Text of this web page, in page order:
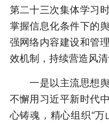
第二十三次集体学习
掌握信息化条件下的
强网络内容建设和管
效机制，持续营造风清
一是以主流思想舆
不懈用习近平新时代
心铸魂，精心组织“万